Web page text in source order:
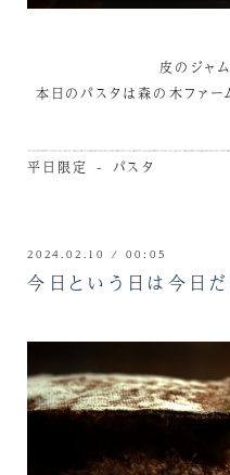
皮のジャ
本日のパスタは森の木ファ
平日限定 - パスタ
2024.02.10 / 00:05
今日という日は今日